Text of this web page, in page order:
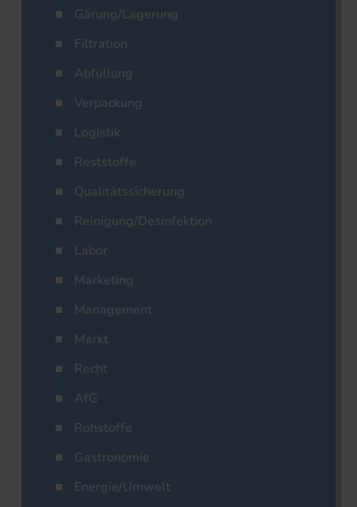
Gärung/Lagerung
Filtration
Abfüllung
Verpackung
Logistik
Reststoffe
Qualitätssicherung
Reinigung/Desinfektion
Labor
Marketing
Management
Markt
Recht
AfG
Rohstoffe
Gastronomie
Energie/Umwelt